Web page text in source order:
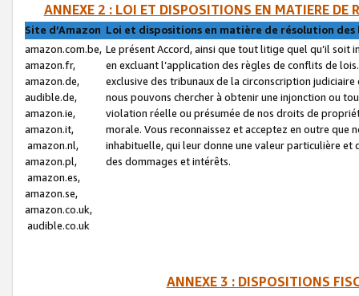
ANNEXE 2 : LOI ET DISPOSITIONS EN MATIERE DE
Site d’Amazon Loi et dispositions en matière de résolution
amazon.com.be,
amazon.fr,
amazon.de,
audible.de,
amazon.ie,
amazon.it,
amazon.nl,
amazon.pl,
amazon.es,
amazon.se,
amazon.co.uk,
audible.co.uk
Le présent Accord, ainsi que tout litige quel qu’il soit
en excluant l’application des règles de conflits de
exclusive des tribunaux de la circonscription
nous pouvons chercher à obtenir une injonction ou
violation réelle ou présumée de nos droits de
morale. Vous reconnaissez et acceptez en outre que
inhabituelle, qui leur donne une valeur particulière
des dommages et intérêts.
ANNEXE 3 : DISPOSITIONS